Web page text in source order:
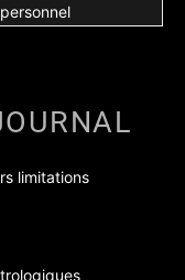
personnel
limitations